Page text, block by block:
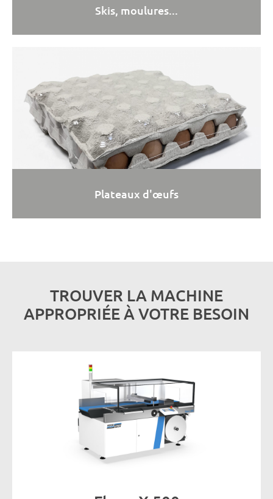
Skis, moulures...
Plateaux d'œufs
TROUVER LA MACHINE
APPROPRIÉE À VOTRE BESOIN